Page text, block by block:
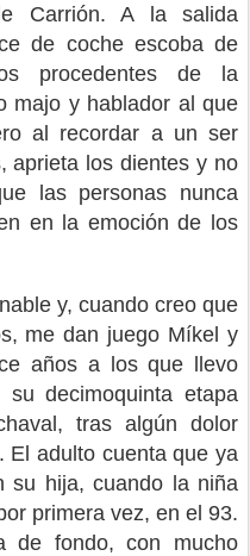
Carrión. A la salida
de coche escoba de
procedentes de la
majo y hablador al que
al recordar a un ser
aprieta los dientes y no
las personas nunca
en la emoción de los
y, cuando creo que
me dan juego Míkel y
años a los que llevo
decimoquinta etapa
tras algún dolor
El adulto cuenta que ya
su hija, cuando la niña
primera vez, en el 93.
de fondo, con mucho